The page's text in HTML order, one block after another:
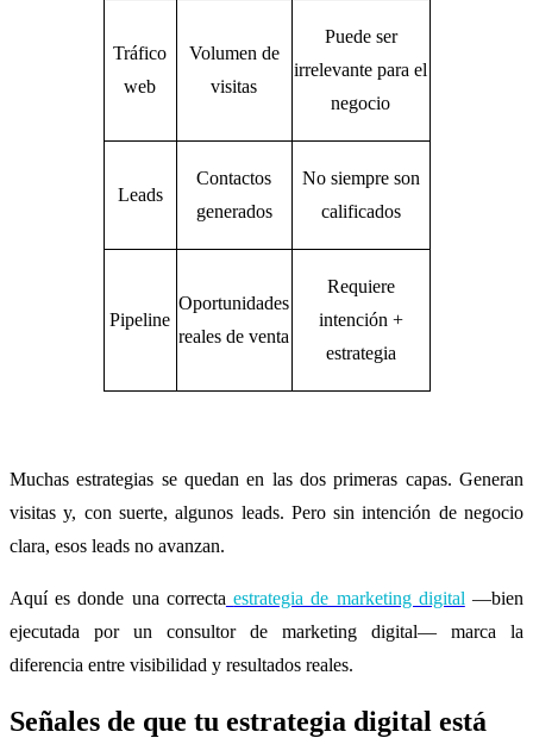
Tráfico
web
Volumen de
visitas
Puede ser
irrelevante para el
negocio
Leads
Contactos
generados
No siempre son
calificados
Pipeline
Oportunidades
reales de venta
Requiere
intención +
estrategia
Muchas estrategias se quedan en las dos primeras capas. Generan
visitas y, con suerte, algunos leads. Pero sin intención de negocio
clara, esos leads no avanzan.
Aquí es donde una correcta estrategia de marketing digital —bien
ejecutada por un consultor de marketing digital— marca la
diferencia entre visibilidad y resultados reales.
Señales de que tu estrategia digital está